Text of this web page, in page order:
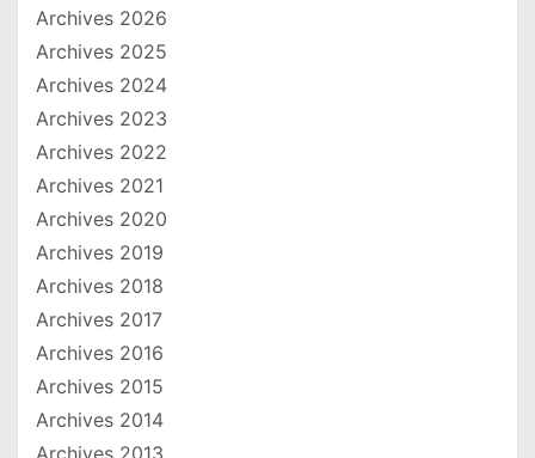
Archives 2026
Archives 2025
Archives 2024
Archives 2023
Archives 2022
Archives 2021
Archives 2020
Archives 2019
Archives 2018
Archives 2017
Archives 2016
Archives 2015
Archives 2014
Archives 2013